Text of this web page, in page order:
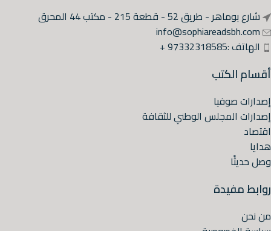
شارع بوماهر - طريق 52 - قطعة 215 - مكتب 44 المحرق
info@sophiareadsbh.com
الهاتف :97332318585 +
أقسام الكتب
إصدارات صوفيا
إصدارات المجلس الوطني للثقافة
اقتصاد
هدايا
وصل حديثًا
روابط مفيدة
من نحن